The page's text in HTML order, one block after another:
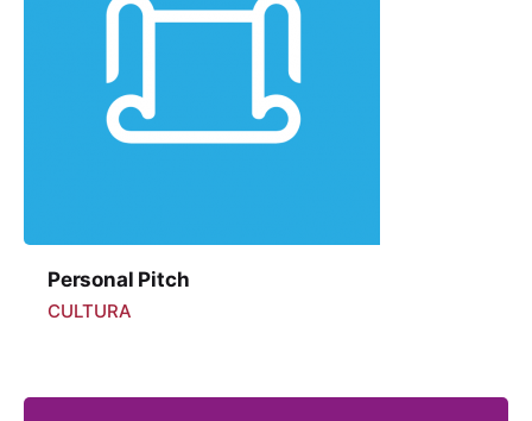
Personal Pitch
CULTURA